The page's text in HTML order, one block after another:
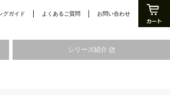
グガイド よくあるご質問 お問い合わせ
シリーズ紹介 open_in_new